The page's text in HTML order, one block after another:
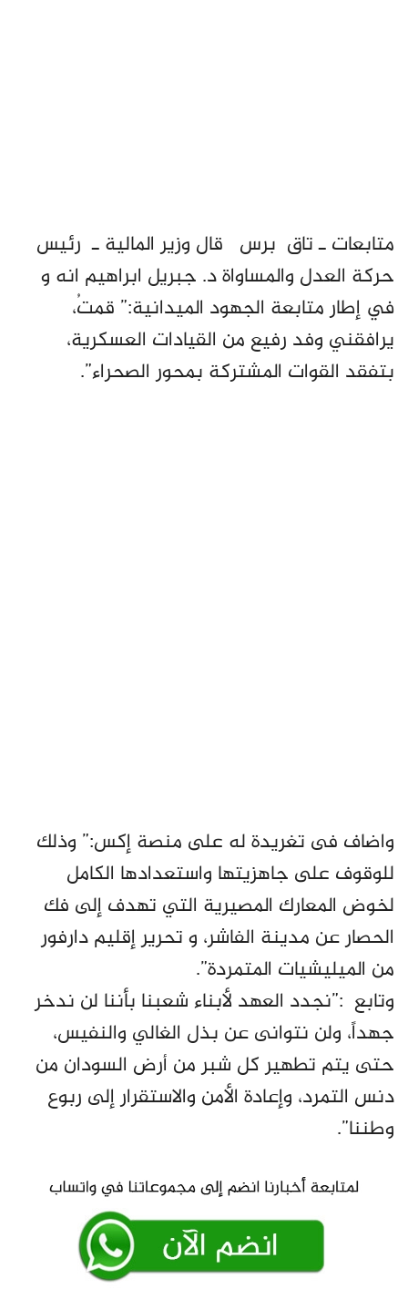
متابعات ـ تاق برس قال وزير المالية ـ رئيس
حركة العدل والمساواة د. جبريل ابراهيم انه و
في إطار متابعة الجهود الميدانية:” قمتُ،
يرافقني وفد رفيع من القيادات العسكرية،
بتفقد القوات المشتركة بمحور الصحراء”.
واضاف فى تغريدة له على منصة إكس:” وذلك
للوقوف على جاهزيتها واستعدادها الكامل
لخوض المعارك المصيرية التي تهدف إلى فك
الحصار عن مدينة الفاشر، و تحرير إقليم دارفور
من الميليشيات المتمردة”.
وتابع :”نجدد العهد لأبناء شعبنا بأننا لن ندخر
جهداً، ولن نتوانى عن بذل الغالي والنفيس،
حتى يتم تطهير كل شبر من أرض السودان من
دنس التمرد، وإعادة الأمن والاستقرار إلى ربوع
وطننا”.